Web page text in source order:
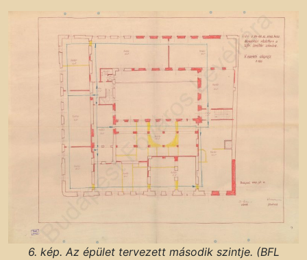
6. kép. Az épület tervezett második szintje. (BFL